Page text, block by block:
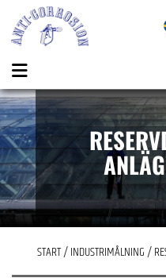
START/INDUSTRIMÅLNING/